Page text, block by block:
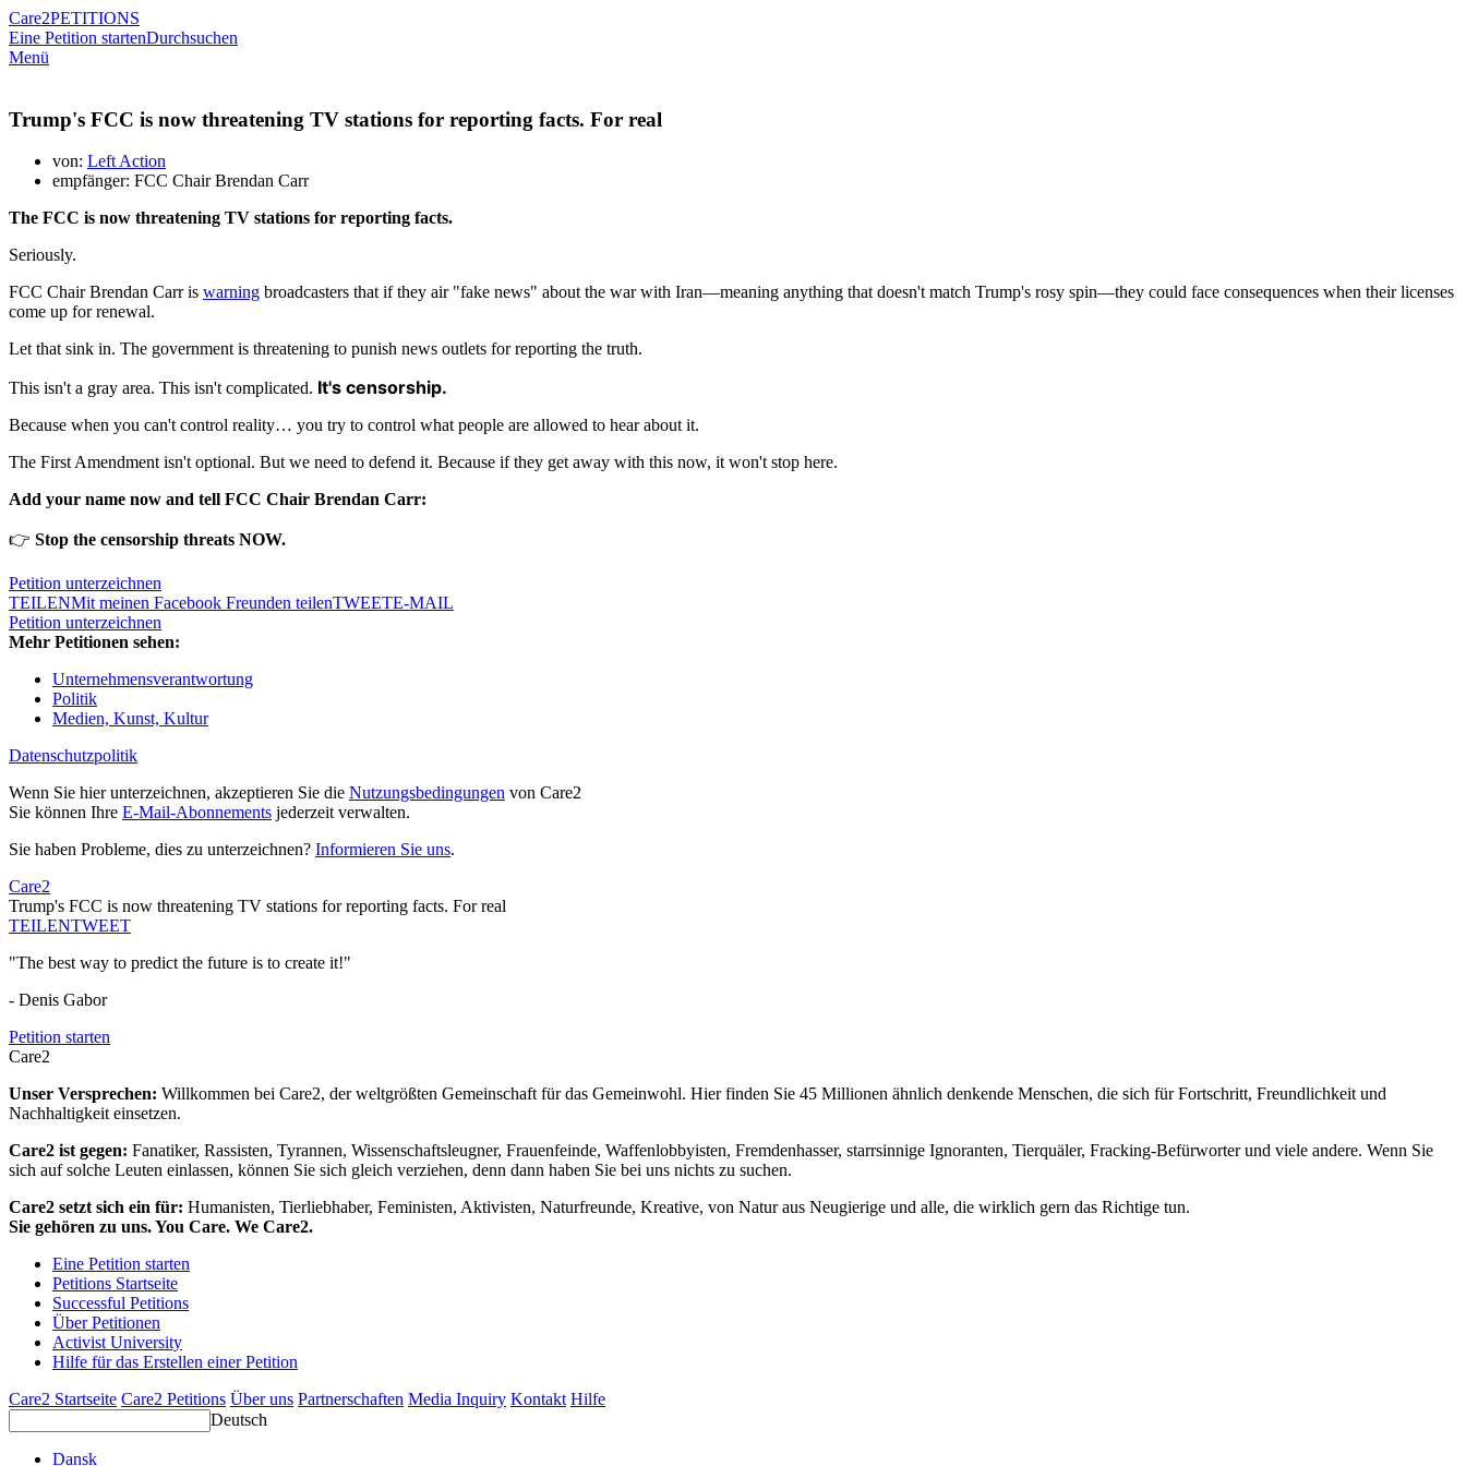
Care2PETITIONS
Eine Petition startenDurchsuchen
Menü
Trump's FCC is now threatening TV stations for reporting facts. For real
von: Left Action
empfänger: FCC Chair Brendan Carr
The FCC is now threatening TV stations for reporting facts.
Seriously.
FCC Chair Brendan Carr is warning broadcasters that if they air "fake news" about the war with Iran—meaning anything that doesn't match Trump's rosy spin—they could face consequences when their licenses
come up for renewal.
Let that sink in. The government is threatening to punish news outlets for reporting the truth.
This isn't a gray area. This isn't complicated. It's censorship.
Because when you can't control reality… you try to control what people are allowed to hear about it.
The First Amendment isn't optional. But we need to defend it. Because if they get away with this now, it won't stop here.
Add your name now and tell FCC Chair Brendan Carr:
👉 Stop the censorship threats NOW.
Petition unterzeichnen
TEILENMit meinen Facebook Freunden teilenTWEETE-MAIL
Petition unterzeichnen
Mehr Petitionen sehen:
Unternehmensverantwortung
Politik
Medien, Kunst, Kultur
Datenschutzpolitik
Wenn Sie hier unterzeichnen, akzeptieren Sie die Nutzungsbedingungen von Care2
Sie können Ihre E-Mail-Abonnements jederzeit verwalten.
Sie haben Probleme, dies zu unterzeichnen? Informieren Sie uns.
Care2
Trump's FCC is now threatening TV stations for reporting facts. For real
TEILENTWEET
"The best way to predict the future is to create it!"
- Denis Gabor
Petition starten
Care2
Unser Versprechen: Willkommen bei Care2, der weltgrößten Gemeinschaft für das Gemeinwohl. Hier finden Sie 45 Millionen ähnlich denkende Menschen, die sich für Fortschritt, Freundlichkeit und
Nachhaltigkeit einsetzen.
Care2 ist gegen: Fanatiker, Rassisten, Tyrannen, Wissenschaftsleugner, Frauenfeinde, Waffenlobbyisten, Fremdenhasser, starrsinnige Ignoranten, Tierquäler, Fracking-Befürworter und viele andere. Wenn Sie
sich auf solche Leuten einlassen, können Sie sich gleich verziehen, denn dann haben Sie bei uns nichts zu suchen.
Care2 setzt sich ein für: Humanisten, Tierliebhaber, Feministen, Aktivisten, Naturfreunde, Kreative, von Natur aus Neugierige und alle, die wirklich gern das Richtige tun.
Sie gehören zu uns. You Care. We Care2.
Eine Petition starten
Petitions Startseite
Successful Petitions
Über Petitionen
Activist University
Hilfe für das Erstellen einer Petition
Care2 Startseite Care2 Petitions Über uns Partnerschaften Media Inquiry Kontakt Hilfe
Deutsch
Dansk